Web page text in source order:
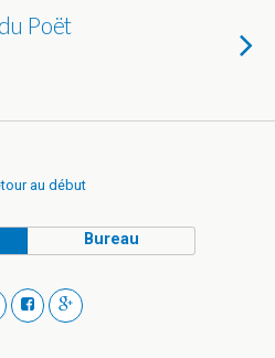
Poët
au début
Bureau